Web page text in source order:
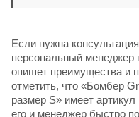
Если нужна
персональный менеджер
опишет преимущества и
отметить, что «Бомбер
размер S» имеет артикул
его и менеджер быстро